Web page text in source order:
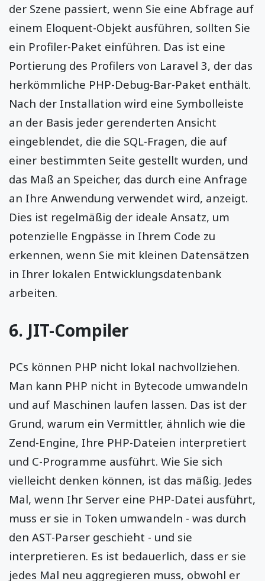
der Szene passiert, wenn Sie eine Abfrage auf
einem Eloquent-Objekt ausführen, sollten Sie
ein Profiler-Paket einführen. Das ist eine
Portierung des Profilers von Laravel 3, der das
herkömmliche PHP-Debug-Bar-Paket enthält.
Nach der Installation wird eine Symbolleiste
an der Basis jeder gerenderten Ansicht
eingeblendet, die die SQL-Fragen, die auf
einer bestimmten Seite gestellt wurden, und
das Maß an Speicher, das durch eine Anfrage
an Ihre Anwendung verwendet wird, anzeigt.
Dies ist regelmäßig der ideale Ansatz, um
potenzielle Engpässe in Ihrem Code zu
erkennen, wenn Sie mit kleinen Datensätzen
in Ihrer lokalen Entwicklungsdatenbank
arbeiten.
6. JIT-Compiler
PCs können PHP nicht lokal nachvollziehen.
Man kann PHP nicht in Bytecode umwandeln
und auf Maschinen laufen lassen. Das ist der
Grund, warum ein Vermittler, ähnlich wie die
Zend-Engine, Ihre PHP-Dateien interpretiert
und C-Programme ausführt. Wie Sie sich
vielleicht denken können, ist das mäßig. Jedes
Mal, wenn Ihr Server eine PHP-Datei ausführt,
muss er sie in Token umwandeln - was durch
den AST-Parser geschieht - und sie
interpretieren. Es ist bedauerlich, dass er sie
jedes Mal neu aggregieren muss, obwohl er